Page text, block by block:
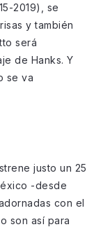
2019), se
y también
será
de Hanks. Y
se va
justo un 25
-desde
con el
son así para